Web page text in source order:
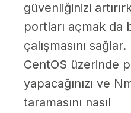
güvenliğinizi
portları açmak da
çalışmasını
CentOS üzerinde
yapacağınızı ve
taramasını nasıl